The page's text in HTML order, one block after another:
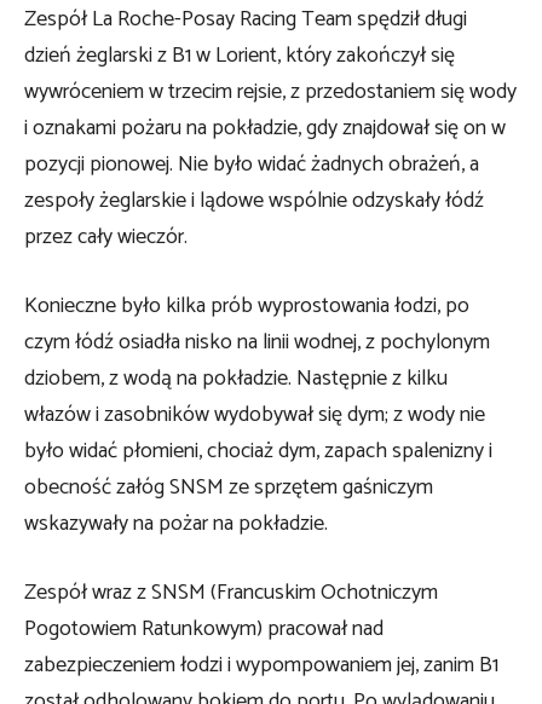
Zespół La Roche-Posay Racing Team spędził długi
dzień żeglarski z B1 w Lorient, który zakończył się
wywróceniem w trzecim rejsie, z przedostaniem się wody
i oznakami pożaru na pokładzie, gdy znajdował się on w
pozycji pionowej. Nie było widać żadnych obrażeń, a
zespoły żeglarskie i lądowe wspólnie odzyskały łódź
przez cały wieczór.
Konieczne było kilka prób wyprostowania łodzi, po
czym łódź osiadła nisko na linii wodnej, z pochylonym
dziobem, z wodą na pokładzie. Następnie z kilku
włazów i zasobników wydobywał się dym; z wody nie
było widać płomieni, chociaż dym, zapach spalenizny i
obecność załóg SNSM ze sprzętem gaśniczym
wskazywały na pożar na pokładzie.
Zespół wraz z SNSM (Francuskim Ochotniczym
Pogotowiem Ratunkowym) pracował nad
zabezpieczeniem łodzi i wypompowaniem jej, zanim B1